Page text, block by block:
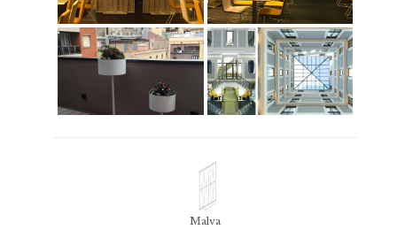
Malva